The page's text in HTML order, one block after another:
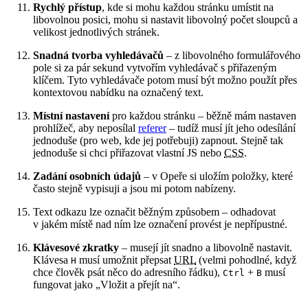
Rychlý přístup, kde si mohu každou stránku umístit na
libovolnou posici, mohu si nastavit libovolný počet sloupců a
velikost jednotlivých stránek.
Snadná tvorba vyhledávačů – z libovolného formulářového
pole si za pár sekund vytvořím vyhledávač s přiřazeným
klíčem. Tyto vyhledávače potom musí být možno použít přes
kontextovou nabídku na označený text.
Místní nastavenípro každou stránku – běžně mám nastaven
prohlížeč, aby neposílal referer– tudíž musí jít jeho odesílání
jednoduše (pro web, kde jej potřebuji) zapnout. Stejně tak
jednoduše si chci přiřazovat vlastní JS nebo CSS.
Zadání osobních údajů – v Opeře si uložím položky, které
často stejně vypisuji a jsou mi potom nabízeny.
Text odkazu lze označit běžným způsobem – odhadovat
v jakém místě nad ním lze označení provést je nepřípustné.
Klávesové zkratky – musejí jít snadno a libovolně nastavit.
Klávesa H musí umožnit přepsat URL (velmi pohodlné, když
chce člověk psát něco do adresního řádku), Ctrl + B musí
fungovat jako „Vložit a přejít na“.